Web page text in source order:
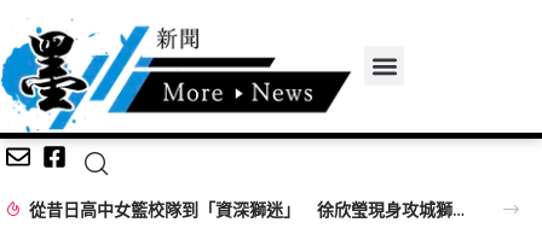
從昔日高中女籃校隊到「資深獅迷」 徐欣瑩現身攻城獅開訓為球隊加油